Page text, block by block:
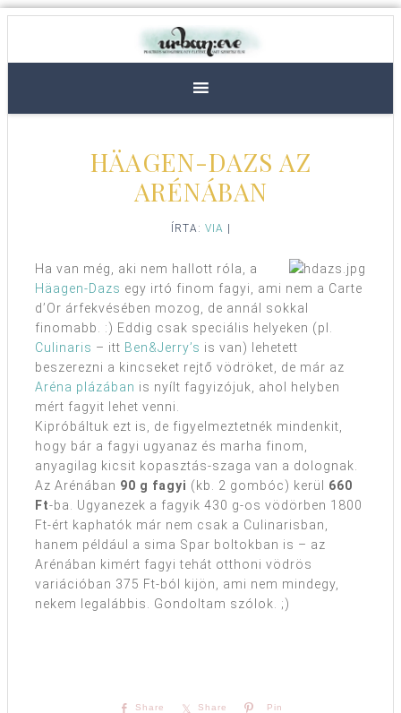
HÄAGEN-DAZS AZ
ARÉNÁBAN
ÍRTA: VIA
Ha van még, aki nem hallott róla, a
Häagen-Dazs egy irtó finom fagyi, ami nem a Carte
d’Or árfekvésében mozog, de annál sokkal
finomabb. :) Eddig csak speciális helyeken (pl.
Culinaris – itt Ben&Jerry’s is van) lehetett
beszerezni a kincseket rejtő vödröket, de már az
Aréna plázában is nyílt fagyizójuk, ahol helyben
mért fagyit lehet venni.
Kipróbáltuk ezt is, de figyelmeztetnék mindenkit,
hogy bár a fagyi ugyanaz és marha finom,
anyagilag kicsit kopasztás-szaga van a dolognak.
Az Arénában 90 g fagyi (kb. 2 gombóc) kerül 660
Ft-ba. Ugyanezek a fagyik 430 g-os vödörben 1800
Ft-ért kaphatók már nem csak a Culinarisban,
hanem például a sima Spar boltokban is – az
Arénában kimért fagyi tehát otthoni vödrös
variációban 375 Ft-ból kijön, ami nem mindegy,
nekem legalábbis. Gondoltam szólok. ;)
Share Share Pin